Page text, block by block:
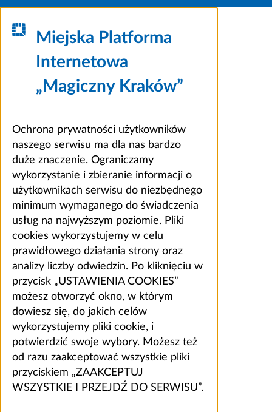
Miejska Platforma
Internetowa
„Magiczny Kraków”
Ochrona prywatności użytkowników
naszego serwisu ma dla nas bardzo
duże znaczenie. Ograniczamy
wykorzystanie i zbieranie informacji o
użytkownikach serwisu do niezbędnego
minimum wymaganego do świadczenia
usług na najwyższym poziomie. Pliki
cookies wykorzystujemy w celu
prawidłowego działania strony oraz
analizy liczby odwiedzin. Po kliknięciu w
przycisk „USTAWIENIA COOKIES”
możesz otworzyć okno, w którym
dowiesz się, do jakich celów
wykorzystujemy pliki cookie, i
potwierdzić swoje wybory. Możesz też
od razu zaakceptować wszystkie pliki
przyciskiem „ZAAKCEPTUJ
WSZYSTKIE I PRZEJDŹ DO SERWISU”.